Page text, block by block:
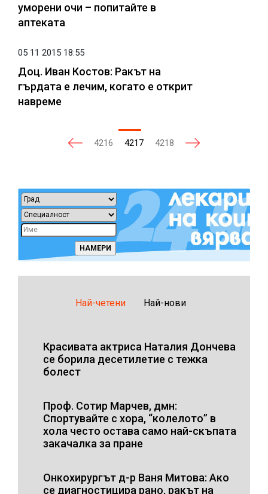
уморени очи – попитайте в
аптеката
05 11 2015 18:55
Доц. Иван Костов: Ракът на
гърдата е лечим, когато е открит
навреме
4216 4217 4218
Най-четени Най-нови
Красивата актриса Наталия Дончева
се борила десетилетие с тежка
болест
Проф. Сотир Марчев, дмн:
Спортувайте с хора, “колелото” в
хола често остава само най-скъпата
закачалка за пране
Онкохирургът д-р Ваня Митова: Ако
се диагностицира рано, ракът на